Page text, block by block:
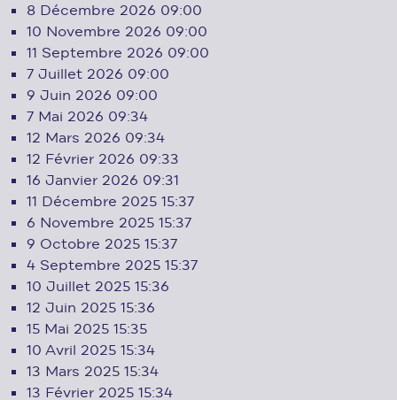
8 Décembre 2026 09:00
10 Novembre 2026 09:00
11 Septembre 2026 09:00
7 Juillet 2026 09:00
9 Juin 2026 09:00
7 Mai 2026 09:34
12 Mars 2026 09:34
12 Février 2026 09:33
16 Janvier 2026 09:31
11 Décembre 2025 15:37
6 Novembre 2025 15:37
9 Octobre 2025 15:37
4 Septembre 2025 15:37
10 Juillet 2025 15:36
12 Juin 2025 15:36
15 Mai 2025 15:35
10 Avril 2025 15:34
13 Mars 2025 15:34
13 Février 2025 15:34